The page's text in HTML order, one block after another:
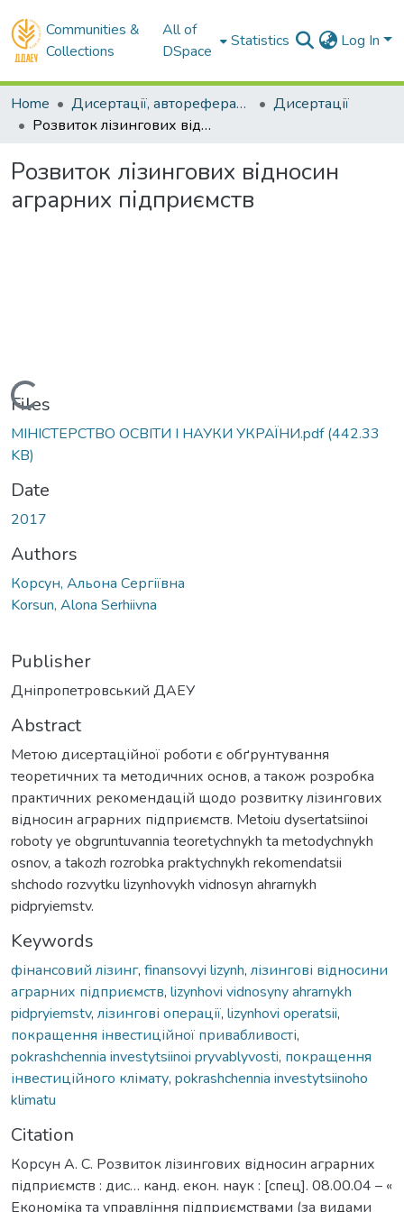
Communities &
Collections
All of
DSpace
Statistics Log In
Home Дисертації, автореферати, реферати
Дисертації
Розвиток лізингових відносин аграрних підприємств
Розвиток лізингових відносин
аграрних підприємств
Loading...
Files
МІНІСТЕРСТВО ОСВІТИ І НАУКИ УКРАЇНИ.pdf(442.33
KB)
Date
2017
Authors
Корсун, Альона Сергіївна
Korsun, Alona Serhiivna
Publisher
Дніпропетровський ДАЕУ
Abstract
Метою дисертаційної роботи є обґрунтування
теоретичних та методичних основ, а також розробка
практичних рекомендацій щодо розвитку лізингових
відносин аграрних підприємств. Metoiu dysertatsiinoi
roboty ye obgruntuvannia teoretychnykh ta metodychnykh
osnov, a takozh rozrobka praktychnykh rekomendatsii
shchodo rozvytku lizynhovykh vidnosyn ahrarnykh
pidpryiemstv.
Keywords
фінансовий лізинг, finansovyi lizynh, лізингові відносини
аграрних підприємств, lizynhovi vidnosyny ahrarnykh
pidpryiemstv, лізингові операції, lizynhovi operatsii,
покращення інвестиційної привабливості,
pokrashchennia investytsiinoi pryvablyvosti, покращення
інвестиційного клімату, pokrashchennia investytsiinoho
klimatu
Citation
Корсун А. С. Розвиток лізингових відносин аграрних
підприємств : дис… канд. екон. наук : [спец]. 08.00.04 – «
Економіка та управління підприємствами (за видами